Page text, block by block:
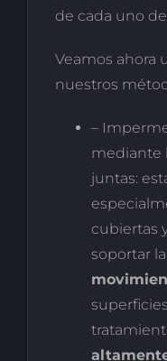
de cada uno
Veamos ahora
nuestros
–
mediante
juntas:
cubiertas
soportar la